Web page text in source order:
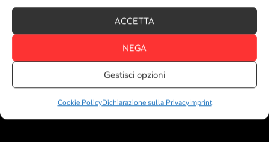
pubblicità e contenuto, Salvare e comunicare
le scelte sulla privacy.
Sempre attivo
ACCETTA
NEGA
Gestisci opzioni
Cookie PolicyDichiarazione sulla PrivacyImprint
Il Mio Account
Carrello